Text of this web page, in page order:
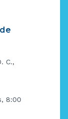
C.,
8:00